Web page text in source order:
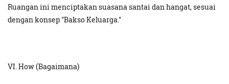
Ruangan ini menciptakan suasana santai dan hangat, sesuai
dengan konsep "Bakso Keluarga."
VI. How (Bagaimana)